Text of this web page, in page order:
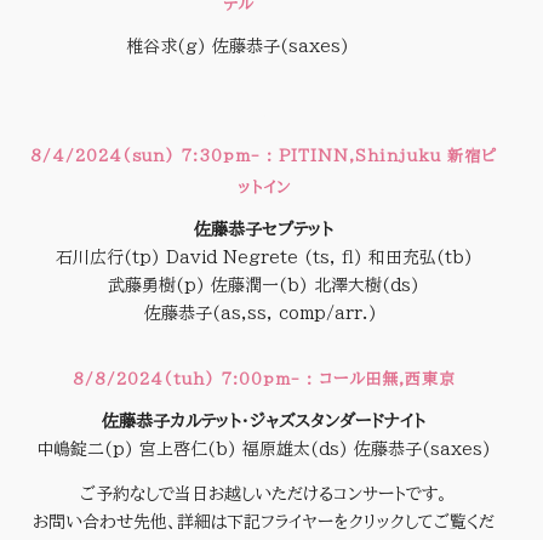
テル
椎谷求(g) 佐藤恭子(saxes)
8/4/2024(sun) 7:30pm- : PITINN,Shinjuku 新宿ピ
ットイン
佐藤恭子セプテット
石川広行(tp) David Negrete (ts, fl) 和田充弘(tb)
武藤勇樹(p) 佐藤潤一(b) 北澤大樹(ds)
佐藤恭子(as,ss, comp/arr.)
8/8/2024(tuh) 7:00pm- : コール田無,西東京
佐藤恭子カルテット・ジャズスタンダードナイト
中嶋錠二(p) 宮上啓仁(b) 福原雄太(ds) 佐藤恭子(saxes)
ご予約なしで当日お越しいただけるコンサートです。
お問い合わせ先他、詳細は下記フライヤーをクリックしてご覧くだ